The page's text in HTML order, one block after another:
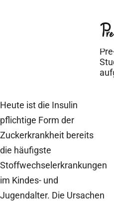
Heute ist die Insulin
pflichtige Form der
Zuckerkrankheit bereits
die häufigste
Stoffwechselerkrankungen
im Kindes- und
Jugendalter. Die Ursachen